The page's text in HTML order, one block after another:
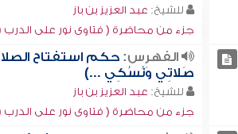
للشيخ: عبد العزيز بن باز
جزء من محاضرة ( فتاوى نور على الدرب
الفهرس: حكم استفتاح
صَلاتِي وَنُسُكِي ...)
للشيخ: عبد العزيز بن باز
جزء من محاضرة ( فتاوى نور على الدرب